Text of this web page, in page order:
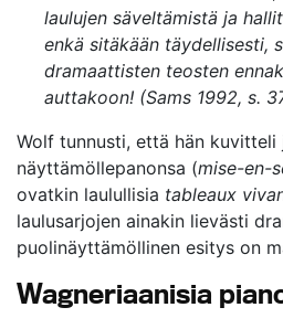
laulujen säveltämistä ja
enkä sitäkään täydellisesti,
dramaattisten teosten
auttakoon! (Sams 1992, s.
Wolf tunnusti, että hän kuvitteli
näyttämöllepanonsa (mise-en-
ovatkin laulullisia tableaux
laulusarjojen ainakin lievästi
puolinäyttämöllinen esitys on
Wagneriaanisia